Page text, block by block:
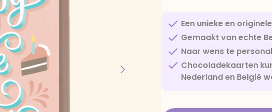
Een unieke en
Gemaakt van echte
Naar wens te
Chocoladekaarten
Nederland en België